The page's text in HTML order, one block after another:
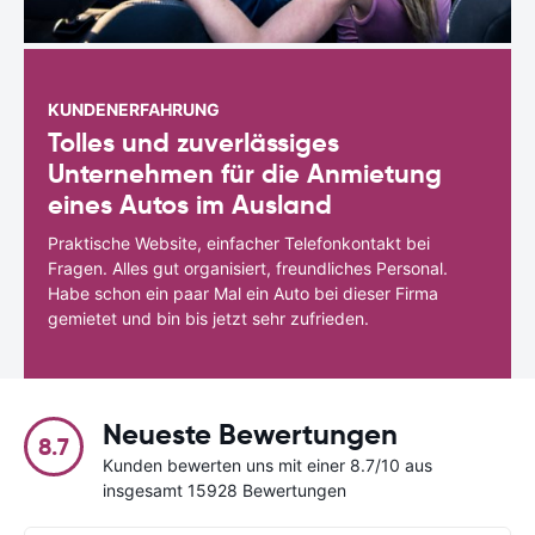
KUNDENERFAHRUNG
Tolles und zuverlässiges
Unternehmen für die Anmietung
eines Autos im Ausland
Praktische Website, einfacher Telefonkontakt bei
Fragen. Alles gut organisiert, freundliches Personal.
Habe schon ein paar Mal ein Auto bei dieser Firma
gemietet und bin bis jetzt sehr zufrieden.
8.7 Neueste Bewertungen
Kunden bewerten uns mit einer 8.7/10 aus
insgesamt 15928 Bewertungen